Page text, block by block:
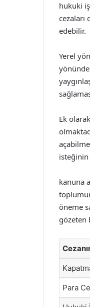
hukuki
edebilir.
Yerel
Ek
isteğinin
kanuna
öneme
gözeten
Para